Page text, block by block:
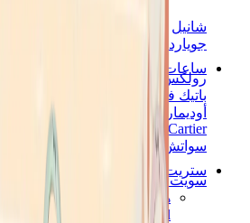
شانيل
جويارد
ساعات
رولكس
باتيك فيليب
أوديمار بيغيه
Cartier
سواتش
ستريت وير
سويت شيرت وهوديز
هودي كروم هارتس
View All
سويت شيرت وهوديز